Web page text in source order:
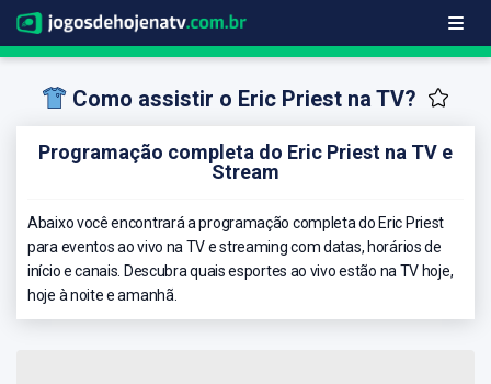
Como assistir o Eric Priest na TV?
Programação completa do Eric Priest na TV e
Stream
Abaixo você encontrará a programação completa do Eric Priest
para eventos ao vivo na TV e streaming com datas, horários de
início e canais. Descubra quais esportes ao vivo estão na TV hoje,
hoje à noite e amanhã.